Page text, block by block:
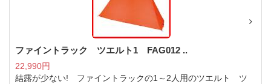
ファイントラック ツエルト1 FAG012 ..
22,990円
結露が少ない! ファイントラックの1～2人用のツエルト ツ